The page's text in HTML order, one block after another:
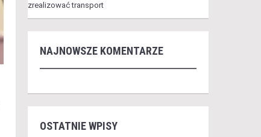
zrealizować transport
NAJNOWSZE KOMENTARZE
OSTATNIE WPISY